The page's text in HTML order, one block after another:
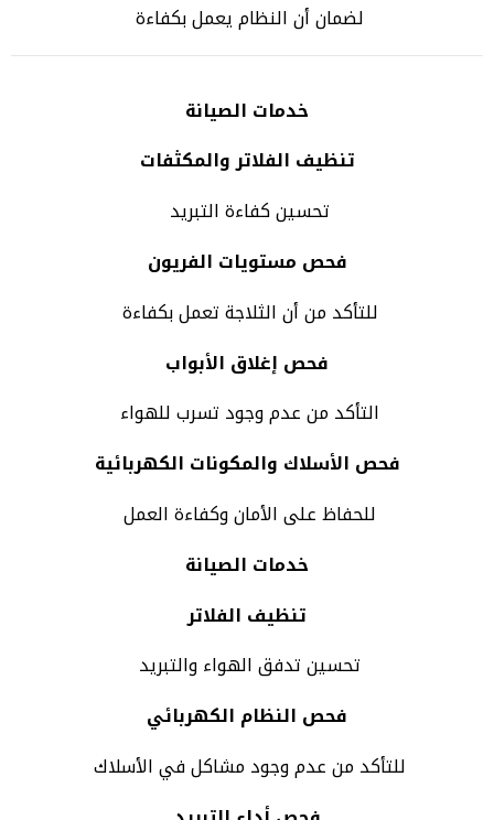
لضمان أن النظام يعمل بكفاءة
خدمات الصيانة
تنظيف الفلاتر والمكثفات
تحسين كفاءة التبريد
فحص مستويات الفريون
للتأكد من أن الثلاجة تعمل بكفاءة
فحص إغلاق الأبواب
التأكد من عدم وجود تسرب للهواء
فحص الأسلاك والمكونات الكهربائية
للحفاظ على الأمان وكفاءة العمل
خدمات الصيانة
تنظيف الفلاتر
تحسين تدفق الهواء والتبريد
فحص النظام الكهربائي
للتأكد من عدم وجود مشاكل في الأسلاك